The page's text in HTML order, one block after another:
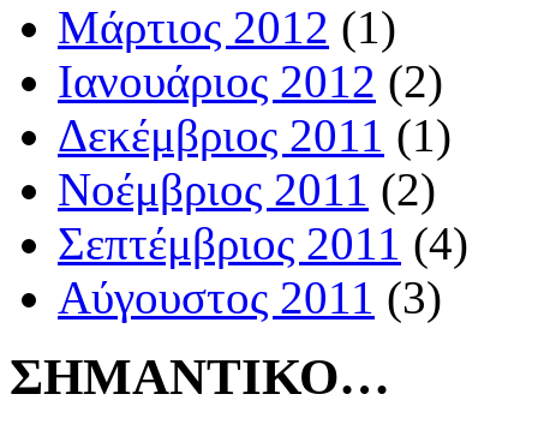
Μάρτιος 2012 (1)
Ιανουάριος 2012 (2)
Δεκέμβριος 2011 (1)
Νοέμβριος 2011 (2)
Σεπτέμβριος 2011 (4)
Αύγουστος 2011 (3)
ΣΗΜΑΝΤΙΚΟ…